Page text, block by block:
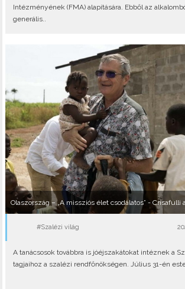
Intézményének (FMA) alapítására. Ebből az
generális..
Olaszország – „A missziós élet csodálatos” - Crisafulli
#Szalézi világ
A tanácsosok továbbra is jóéjszakátokat intéznek a
tagjaihoz a szalézi rendfőnökségen. Július 31-én este